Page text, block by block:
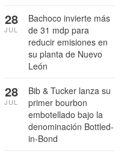
Bachoco invierte más
de 31 mdp para
reducir emisiones en
su planta de Nuevo
León
28
JUL
Bib & Tucker lanza su
primer bourbon
embotellado bajo la
denominación Bottled-
in-Bond
28
JUL